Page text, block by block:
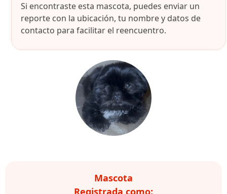
Si encontraste esta mascota, puedes enviar un
reporte con la ubicación, tu nombre y datos de
contacto para facilitar el reencuentro.
Mascota
Registrada como: